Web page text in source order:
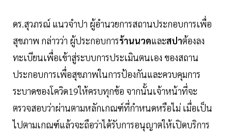
ดร.สุวภรณ์ แนวจำปา ผู้อำนวยการสถานประกอบการเพื่อ
สุขภาพ กล่าวว่า ผู้ประกอบการร้านนวดและสปาต้องลง
ทะเบียนเพื่อเข้าสู่ระบบการประเมินตนเอง ของสถาน
ประกอบการเพื่อสุขภาพในการป้องกันและควบคุมการ
ระบาดของโควิด19ให้ครบทุกข้อ จากนั้นเจ้าหน้าที่จะ
ตรวจสอบว่าผ่านตามหลักเกณฑ์ที่กำหนดหรือไม่ เมื่อเป็น
ไปตามเกณฑ์แล้วจะถือว่าได้รับการอนุญาตให้เปิดบริการ